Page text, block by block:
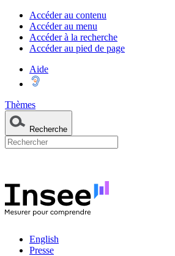
Accéder au contenu
Accéder au menu
Accéder à la recherche
Accéder au pied de page
Aide
Thèmes
Recherche
English
Presse